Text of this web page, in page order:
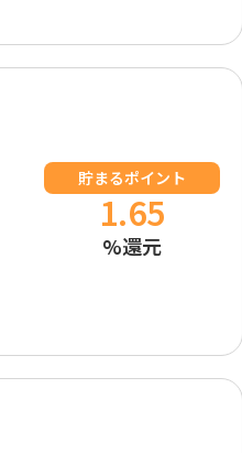
貯まるポイント
1.65
%還元